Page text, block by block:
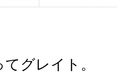
グレイト。